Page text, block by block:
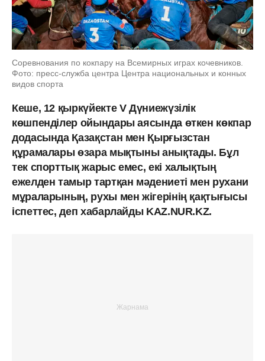
Соревнования по кокпару на Всемирных играх кочевников.
Фото: пресс-служба центра Центра национальных и конных
видов спорта
Кеше, 12 қыркүйекте V Дүниежүзілік
көшпенділер ойындары аясында өткен көкпар
додасында Қазақстан мен Қырғызстан
құрамалары өзара мықтыны анықтады. Бұл
тек спорттық жарыс емес, екі халықтың
ежелден тамыр тартқан мәдениеті мен рухани
мұраларының, рухы мен жігерінің қақтығысы
іспеттес, деп хабарлайды KAZ.NUR.KZ.